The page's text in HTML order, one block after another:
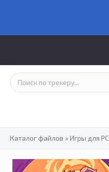
Каталог файлов »Игры для PC